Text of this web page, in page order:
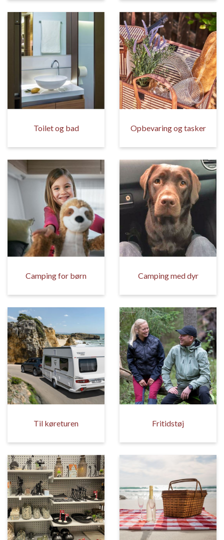
Toilet og bad Opbevaring og tasker
Camping for børn Camping med dyr
Til køreturen Fritidstøj